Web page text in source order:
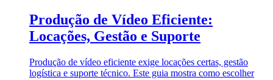
Produção de Vídeo Eficiente:
Locações, Gestão e Suporte
Produção de vídeo eficiente exige locações certas, gestão
logística e suporte técnico. Este guia mostra como escolher